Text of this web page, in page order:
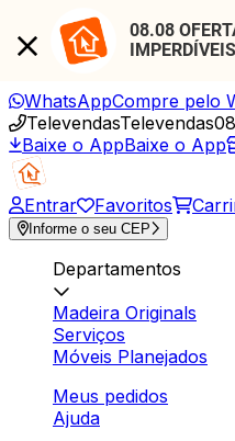
08.08
IMPERDÍVEIS
WhatsAppCompre pelo
TelevendasTelevendas
Baixe o AppBaixe o App
Entrar Favoritos
Informe o seu CEP
Departamentos
Madeira Originals
Serviços
Móveis Planejados
Meus pedidos
Ajuda